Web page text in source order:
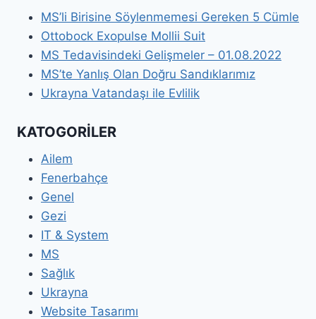
MS’li Birisine Söylenmemesi Gereken 5 Cümle
Ottobock Exopulse Mollii Suit
MS Tedavisindeki Gelişmeler – 01.08.2022
MS’te Yanlış Olan Doğru Sandıklarımız
Ukrayna Vatandaşı ile Evlilik
KATOGORİLER
Ailem
Fenerbahçe
Genel
Gezi
IT & System
MS
Sağlık
Ukrayna
Website Tasarımı